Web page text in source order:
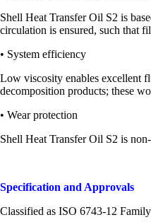
Shell Heat Transfer Oil S2 is
circulation is ensured, such that
• System efficiency
Low viscosity enables excellent
decomposition products; these
• Wear protection
Shell Heat Transfer Oil S2 is
Specification and Approvals
Classified as ISO 6743-12